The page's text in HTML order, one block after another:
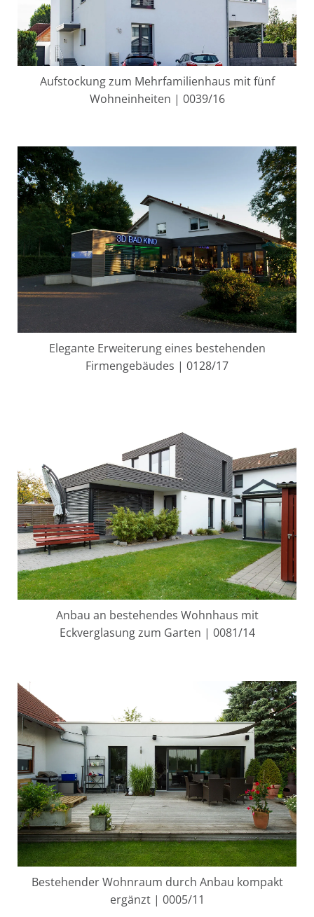
Aufstockung zum Mehrfamilienhaus mit fünf
Wohneinheiten | 0039/16
Elegante Erweiterung eines bestehenden
Firmengebäudes | 0128/17
Anbau an bestehendes Wohnhaus mit
Eckverglasung zum Garten | 0081/14
Bestehender Wohnraum durch Anbau kompakt
ergänzt | 0005/11